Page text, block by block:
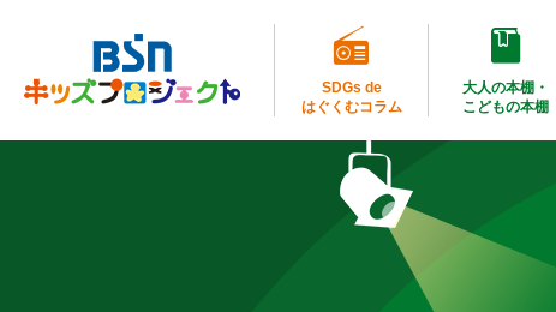
SDGs de
はぐくむコラム
大人の本棚・
こどもの本棚